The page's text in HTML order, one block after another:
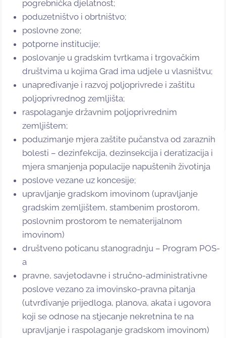
pogrebnička djelatnost;
poduzetništvo i obrtništvo;
poslovne zone;
potporne institucije;
poslovanje u gradskim tvrtkama i trgovačkim
društvima u kojima Grad ima udjele u vlasništvu;
unapređivanje i razvoj poljoprivrede i zaštitu
poljoprivrednog zemljišta;
raspolaganje državnim poljoprivrednim
zemljištem;
poduzimanje mjera zaštite pučanstva od zaraznih
bolesti – dezinfekcija, dezinsekcija i deratizacija i
mjera smanjenja populacije napuštenih životinja
poslove vezane uz koncesije;
upravljanje gradskom imovinom (upravljanje
gradskim zemljištem, stambenim prostorom,
poslovnim prostorom te nematerijalnom
imovinom)
društveno poticanu stanogradnju – Program POS-
a
pravne, savjetodavne i stručno-administrativne
poslove vezano za imovinsko-pravna pitanja
(utvrđivanje prijedloga, planova, akata i ugovora
koji se odnose na stjecanje nekretnina te na
upravljanje i raspolaganje gradskom imovinom)